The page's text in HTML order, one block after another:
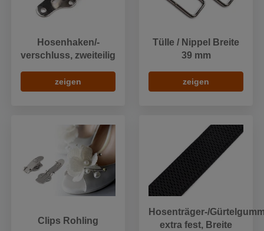
Hosenhaken/-
verschluss, zweiteilig
zeigen
Tülle / Nippel Breite
39 mm
zeigen
Clips Rohling
Hosenträger-/
extra fest, Breite